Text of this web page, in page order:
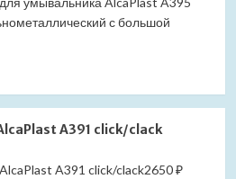
с большой
A391 click/clack
A391 click/clack2650 ₽